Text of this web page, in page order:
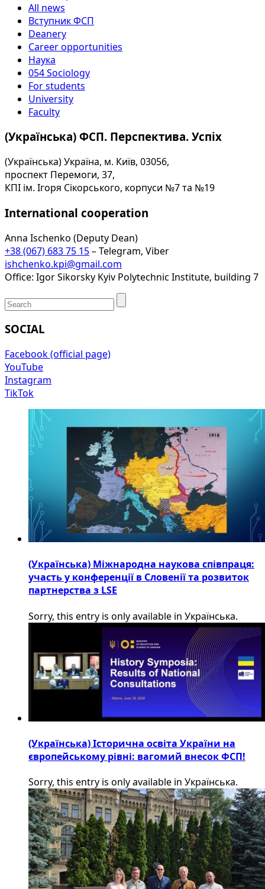
All news
Вступник ФСП
Deanery
Career opportunities
Наука
054 Sociology
For students
University
Faculty
(Українська) ФСП. Перспектива. Успіх
(Українська) Україна, м. Київ, 03056,
проспект Перемоги, 37,
КПІ ім. Ігоря Сікорського, корпуси №7 та №19
International cooperation
Anna Ischenko (Deputy Dean)
+38 (067) 683 75 15– Telegram, Viber
ishchenko.kpi@gmail.com
Office: Igor Sikorsky Kyiv Polytechnic Institute, building 7
SOCIAL
Facebook (official page)
YouTube
Instagram
TikTok
(Українська) Міжнародна наукова співпраця:
участь у конференції в Словенії та розвиток
партнерства з LSE
Sorry, this entry is only available in Українська.
(Українська) Історична освіта України на
європейському рівні: вагомий внесок ФСП!
Sorry, this entry is only available in Українська.